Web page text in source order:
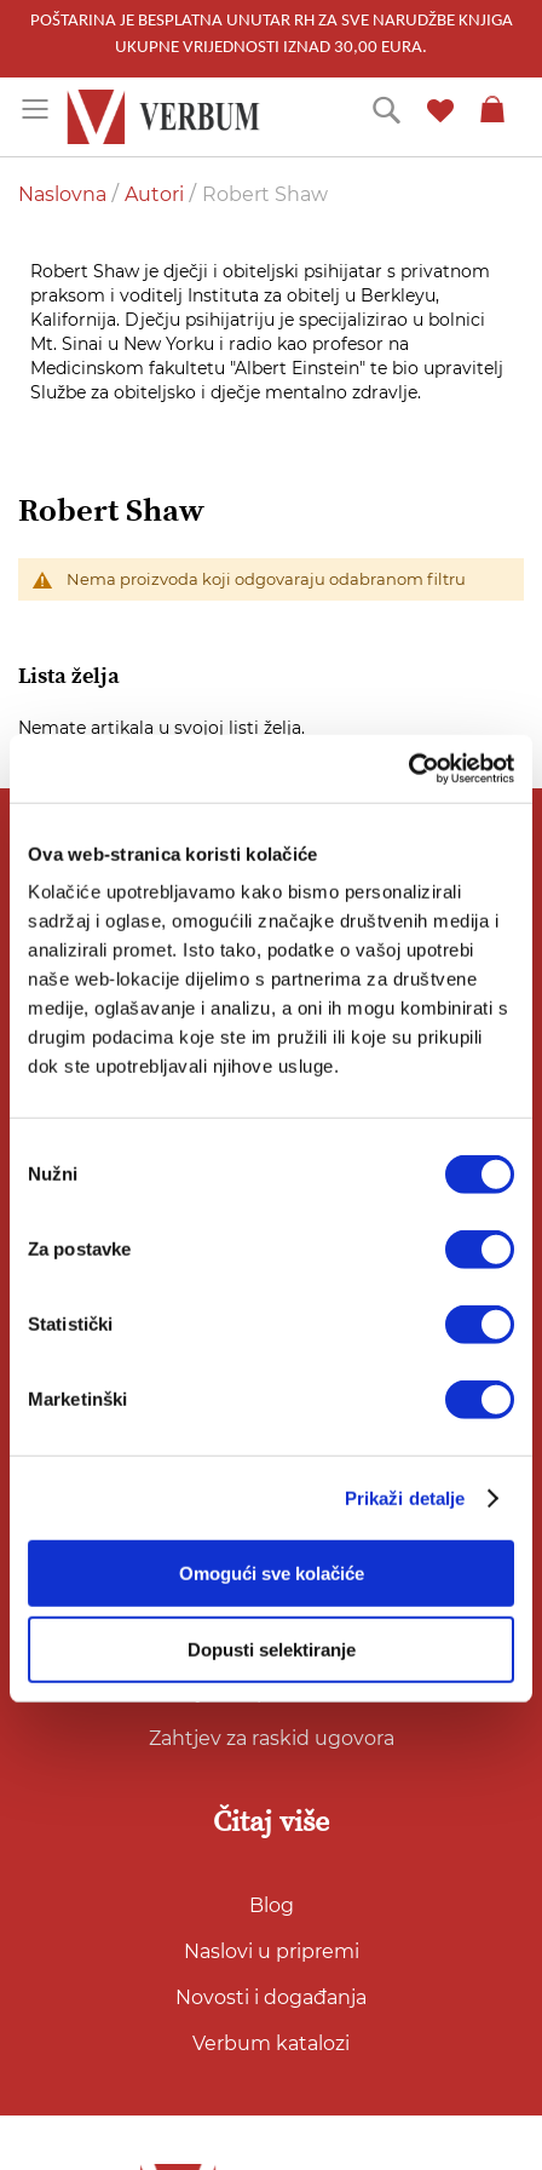
Ova web-stranica koristi kolačiće
Kolačiće upotrebljavamo kako bismo personalizirali
sadržaj i oglase, omogućili značajke društvenih medija i
analizirali promet. Isto tako, podatke o vašoj upotrebi
naše web-lokacije dijelimo s partnerima za društvene
medije, oglašavanje i analizu, a oni ih mogu kombinirati s
drugim podacima koje ste im pružili ili koje su prikupili
dok ste upotrebljavali njihove usluge.
pristanka
Nužni
Za postavke
Statistički
Marketinški
Prikaži detalje
Omogući sve kolačiće
Dopusti selektiranje
POŠTARINA JE BESPLATNA UNUTAR RH ZA SVE NARUDŽBE KNJIGA
UKUPNE VRIJEDNOSTI IZNAD 30,00 EURA.
to
Content
Traži
Naslovna Autori Robert Shaw
Robert Shaw je dječji i obiteljski psihijatar s privatnom
praksom i voditelj Instituta za obitelj u Berkleyu,
Kalifornija. Dječju psihijatriju je specijalizirao u bolnici
Mt. Sinai u New Yorku i radio kao profesor na
Medicinskom fakultetu "Albert Einstein" te bio upravitelj
Službe za obiteljsko i dječje mentalno zdravlje.
Robert Shaw
Nema proizvoda koji odgovaraju odabranom filtru
Lista želja
Nemate artikala u svojoj listi želja.
O Verbumu
O nama
Kontakt
Knjižare Verbum
Klub Verbum
Opće informacije
Pomoć u kupnji
Opći uvjeti
Zahtjev za raskid ugovora
Čitaj više
Blog
Naslovi u pripremi
Novosti i događanja
Verbum katalozi